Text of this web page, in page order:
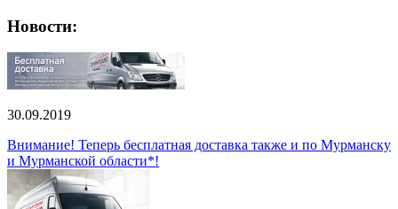
Новости:
30.09.2019
Внимание! Теперь бесплатная доставка также и по Мурманску
и Мурманской области*!